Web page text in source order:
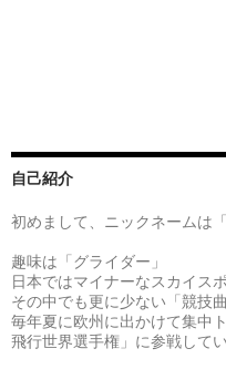
自己紹介
初めまして、ニックネームは
趣味は「グライダー」
日本ではマイナーなスカイス
その中でも更に少ない「競技
毎年夏に欧州に出かけて集中
飛行世界選手権」に参戦してい